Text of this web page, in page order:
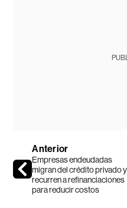
Anterior
Empresas endeudadas
migran del crédito privado y
recurren a refinanciaciones
para reducir costos